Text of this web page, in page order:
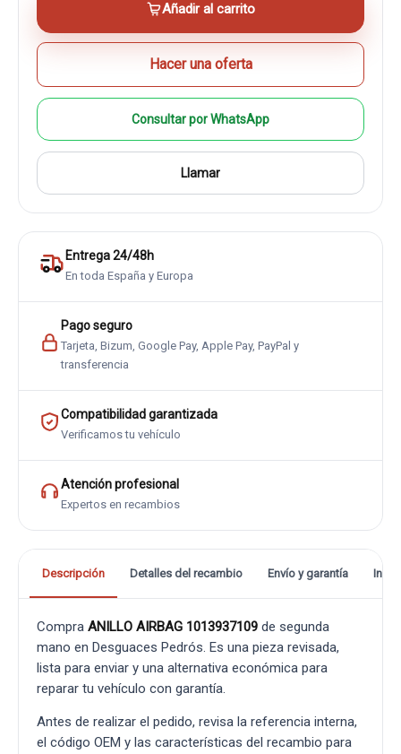
Añadir al carrito
Hacer una oferta
Consultar por WhatsApp
Llamar
Entrega 24/48h
En toda España y Europa
Pago seguro
Tarjeta, Bizum, Google Pay, Apple Pay, PayPal y
transferencia
Compatibilidad garantizada
Verificamos tu vehículo
Atención profesional
Expertos en recambios
Descripción Detalles del recambio Envío y garantía
Compra ANILLO AIRBAG 1013937109 de segunda
mano en Desguaces Pedrós. Es una pieza revisada,
lista para enviar y una alternativa económica para
reparar tu vehículo con garantía.
Antes de realizar el pedido, revisa la referencia interna,
el código OEM y las características del recambio para